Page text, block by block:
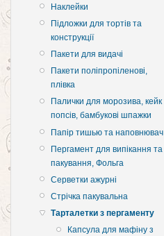
Наклейки
Підложки для тортів та
конструкції
Пакети для видачі
Пакети поліпропіленові,
плівка
Палички для морозива, кейк
попсів, бамбукові шпажки
Папір тишью та наповнювач
Пергамент для випікання та
пакування, Фольга
Серветки ажурні
Стрічка пакувальна
Тарталетки з пергаменту
Капсула для мафіну з